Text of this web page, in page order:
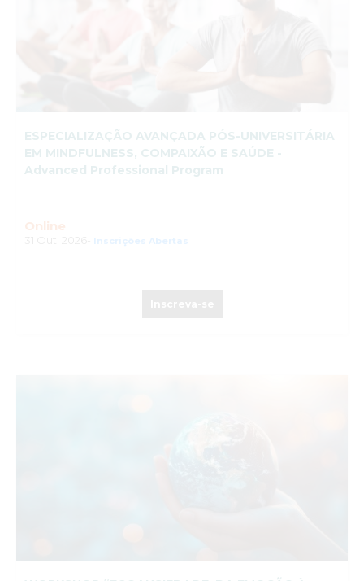
ESPECIALIZAÇÃO AVANÇADA PÓS-UNIVERSITÁRIA
EM MINDFULNESS, COMPAIXÃO E SAÚDE -
Advanced Professional Program
Online
Inscrições Abertas